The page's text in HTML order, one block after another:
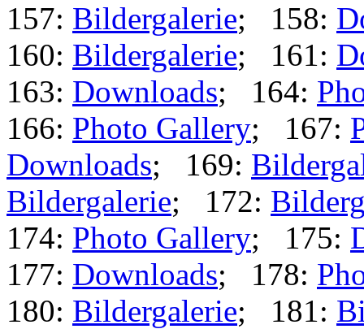
157: Bildergalerie; 158:
160: Bildergalerie; 161:
163: Downloads; 164:
166: Photo Gallery; 167:
Downloads; 169:
Bildergalerie; 172:
174: Photo Gallery; 175:
177: Downloads; 178:
180: Bildergalerie; 181: